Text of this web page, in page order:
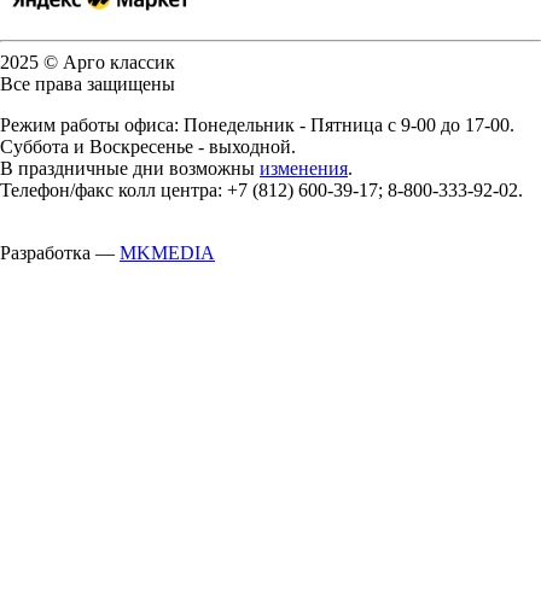
2025 © Арго классик
Все права защищены
Режим работы офиса: Понедельник - Пятница с 9-00 до 17-00.
Суббота и Воскресенье - выходной.
В праздничные дни возможны изменения.
Телефон/факс колл центра: +7 (812) 600-39-17; 8-800-333-92-02.
Разработка — MKMEDIA